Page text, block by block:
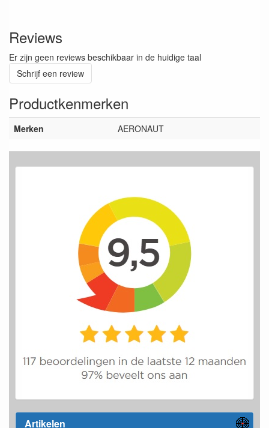
Artikelen
Reviews
Er zijn geen reviews beschikbaar in de huidige taal
Schrijf een review
Productkenmerken
Merken AERONAUT